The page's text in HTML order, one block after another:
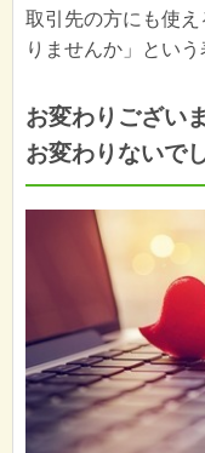
取引先の方にも使
りませんか」とい
お変わりござい
お変わりないで